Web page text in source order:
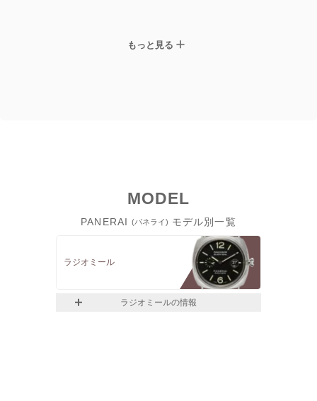
もっと見る
MODEL
PANERAI(パネライ) モデル別一覧
ラジオミール
ラジオミールの情報